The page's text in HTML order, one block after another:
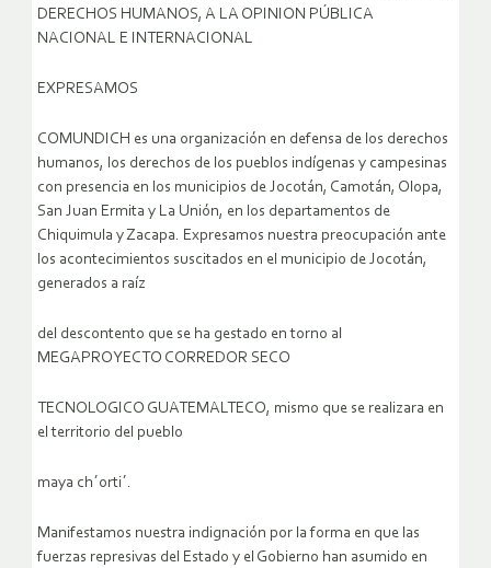
DERECHOS HUMANOS, A LA OPINION PÚBLICA
NACIONAL E INTERNACIONAL
EXPRESAMOS
COMUNDICH es una organización en defensa de los derechos
humanos, los derechos de los pueblos indígenas y campesinas
con presencia en los municipios de Jocotán, Camotán, Olopa,
San Juan Ermita y La Unión, en los departamentos de
Chiquimula y Zacapa. Expresamos nuestra preocupación ante
los acontecimientos suscitados en el municipio de Jocotán,
generados a raíz
del descontento que se ha gestado en torno al
MEGAPROYECTO CORREDOR SECO
TECNOLOGICO GUATEMALTECO, mismo que se realizara en
el territorio del pueblo
maya ch´orti´.
Manifestamos nuestra indignación por la forma en que las
fuerzas represivas del Estado y el Gobierno han asumido en